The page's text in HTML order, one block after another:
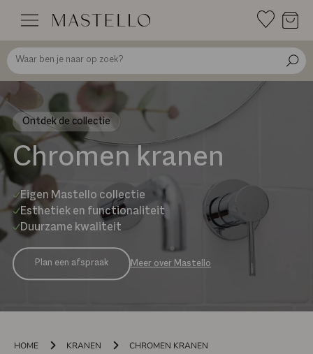
inhoud
Ontdek de collectie
Chromen kranen
Eigen Mastello collectie
Esthetiek en functionaliteit
Duurzame kwaliteit
Plan een afspraak Meer over Mastello
HOME KRANEN CHROMEN KRANEN